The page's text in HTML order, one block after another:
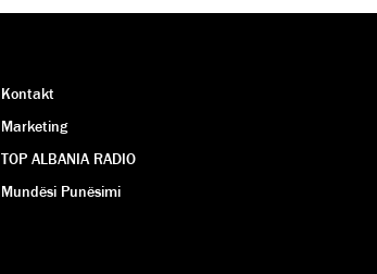
Kontakt
Marketing
TOP ALBANIA RADIO
Mundësi Punësimi